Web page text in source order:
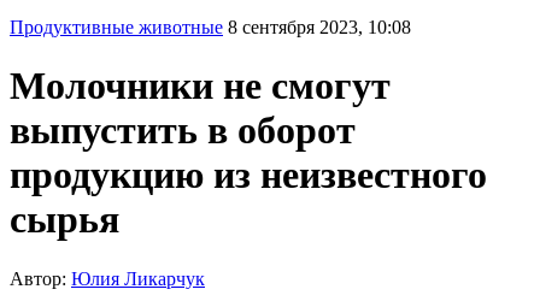
Продуктивные животные 8 сентября 2023, 10:08
Молочники не смогут
выпустить в оборот
продукцию из неизвестного
сырья
Автор: Юлия Ликарчук